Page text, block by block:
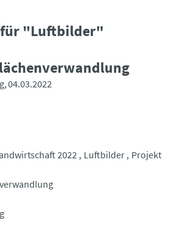
für "Luftbilder"
04.03.2022
2022 Luftbilder Projekt